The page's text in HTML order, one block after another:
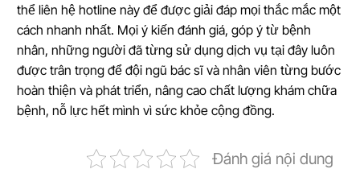
thể liên hệ hotline này để được giải đáp mọi thắc mắc một
cách nhanh nhất. Mọi ý kiến đánh giá, góp ý từ bệnh
nhân, những người đã từng sử dụng dịch vụ tại đây luôn
được trân trọng để đội ngũ bác sĩ và nhân viên từng bước
hoàn thiện và phát triển, nâng cao chất lượng khám chữa
bệnh, nỗ lực hết mình vì sức khỏe cộng đồng.
Đánh giá nội dung